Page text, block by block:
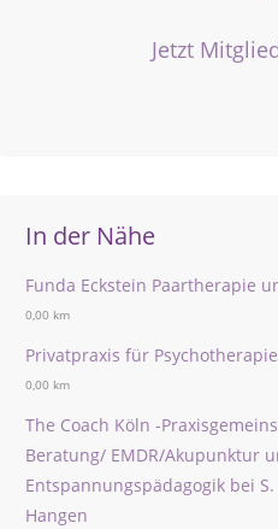
Jetzt
In der Nähe
Funda Eckstein Paartherapie
0,00 km
Privatpraxis für
0,00 km
The Coach Köln -
Beratung/ EMDR/Akupunktur
Entspannungspädagogik bei
Hangen